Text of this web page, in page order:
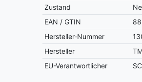
Zustand
EAN / GTIN
Hersteller-Nummer
Hersteller
EU-Verantwortlicher